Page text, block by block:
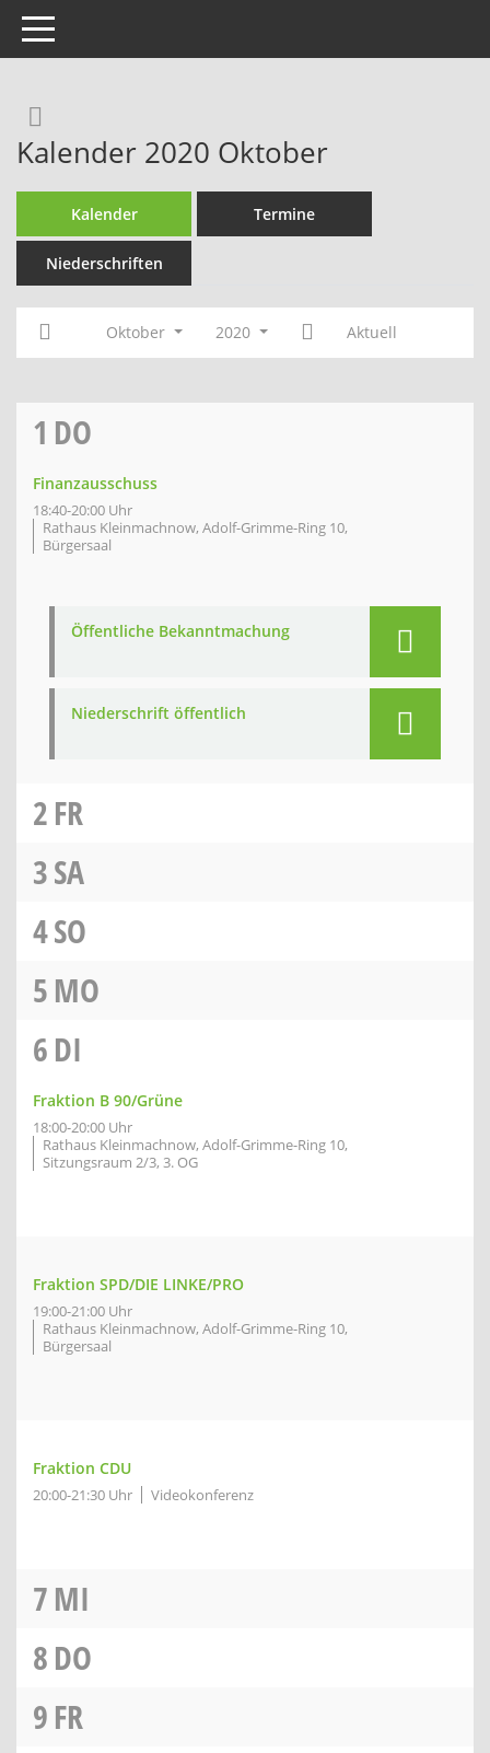
Toggle navigation
Kalender 2020 Oktober
Kalender Termine
Niederschriften
Oktober 2020 Aktuell
1 DO
Finanzausschuss
18:40-20:00 Uhr
Rathaus Kleinmachnow, Adolf-Grimme-Ring 10,
Bürgersaal
Öffentliche Bekanntmachung
Niederschrift öffentlich
2FR
3SA
4SO
5MO
6DI
Fraktion B 90/Grüne
18:00-20:00 Uhr
Rathaus Kleinmachnow, Adolf-Grimme-Ring 10,
Sitzungsraum 2/3, 3. OG
Fraktion SPD/DIE LINKE/PRO
19:00-21:00 Uhr
Rathaus Kleinmachnow, Adolf-Grimme-Ring 10,
Bürgersaal
Fraktion CDU
20:00-21:30 Uhr Videokonferenz
7MI
8DO
9FR